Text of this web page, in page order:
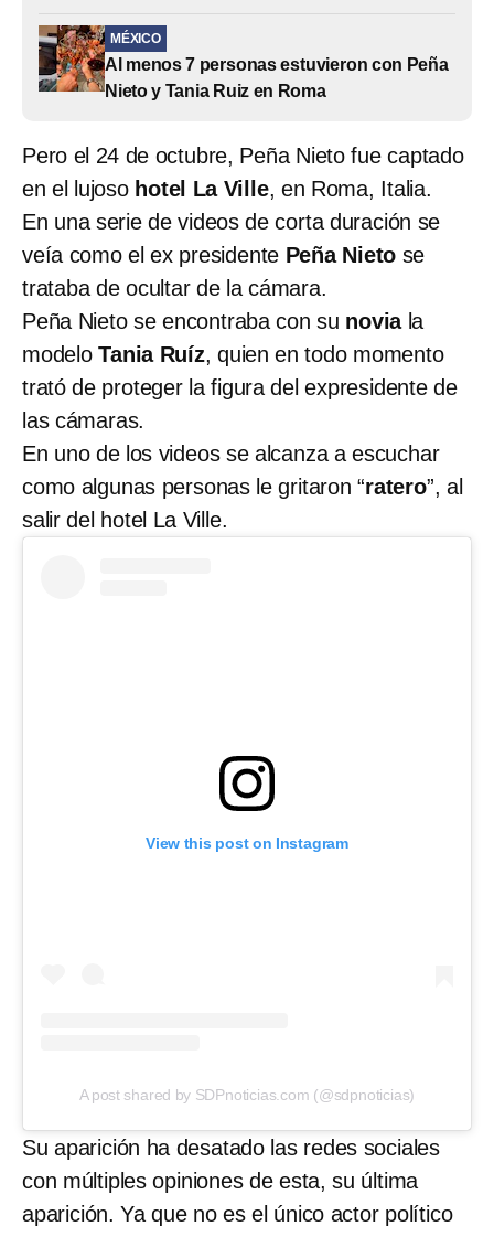
MÉXICO
Al menos 7 personas estuvieron con Peña
Nieto y Tania Ruiz en Roma
Pero el 24 de octubre, Peña Nieto fue captado
en el lujoso hotel La Ville, en Roma, Italia.
En una serie de videos de corta duración se
veía como el ex presidente Peña Nieto se
trataba de ocultar de la cámara.
Peña Nieto se encontraba con su novia la
modeloTania Ruíz, quien en todo momento
trató de proteger la figura del expresidente de
las cámaras.
En uno de los videos se alcanza a escuchar
como algunas personas le gritaron “ratero”, al
salir del hotel La Ville.
View this post on Instagram
A post shared by SDPnoticias.com (@sdpnoticias)
Su aparición ha desatado las redes sociales
con múltiples opiniones de esta, su última
aparición. Ya que no es el único actor político